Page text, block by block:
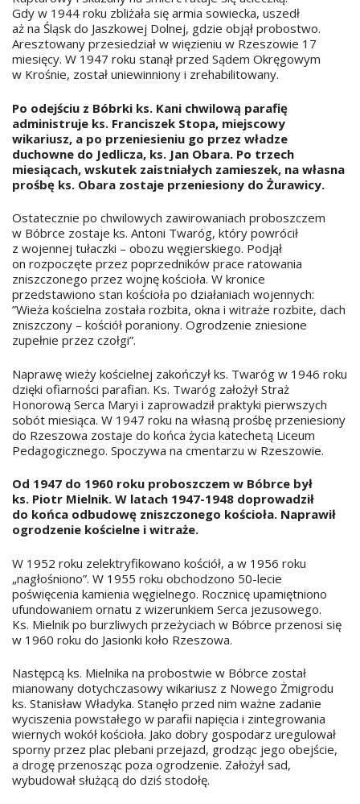
Gdy w 1944 roku zbliżała się armia sowiecka, uszedł
aż na Śląsk do Jaszkowej Dolnej, gdzie objął probostwo.
Aresztowany przesiedział w więzieniu w Rzeszowie 17
miesięcy. W 1947 roku stanął przed Sądem Okręgowym
w Krośnie, został uniewinniony i zrehabilitowany.
Po odejściu z Bóbrki ks. Kani chwilową parafię
administruje ks. Franciszek Stopa, miejscowy
wikariusz, a po przeniesieniu go przez władze
duchowne do Jedlicza, ks. Jan Obara. Po trzech
miesiącach, wskutek zaistniałych zamieszek, na własna
prośbę ks. Obara zostaje przeniesiony do Żurawicy.
Ostatecznie po chwilowych zawirowaniach proboszczem
w Bóbrce zostaje ks. Antoni Twaróg, który powrócił
z wojennej tułaczki – obozu węgierskiego. Podjął
on rozpoczęte przez poprzedników prace ratowania
zniszczonego przez wojnę kościoła. W kronice
przedstawiono stan kościoła po działaniach wojennych:
”Wieża kościelna została rozbita, okna i witraże rozbite, dach
zniszczony – kościół poraniony. Ogrodzenie zniesione
zupełnie przez czołgi”.
Naprawę wieży kościelnej zakończył ks. Twaróg w 1946 roku
dzięki ofiarności parafian. Ks. Twaróg założył Straż
Honorową Serca Maryi i zaprowadził praktyki pierwszych
sobót miesiąca. W 1947 roku na własną prośbę przeniesiony
do Rzeszowa zostaje do końca życia katechetą Liceum
Pedagogicznego. Spoczywa na cmentarzu w Rzeszowie.
Od 1947 do 1960 roku proboszczem w Bóbrce był
ks. Piotr Mielnik. W latach 1947-1948 doprowadził
do końca odbudowę zniszczonego kościoła. Naprawił
ogrodzenie kościelne i witraże.
W 1952 roku zelektryfikowano kościół, a w 1956 roku
„nagłośniono”. W 1955 roku obchodzono 50-lecie
poświęcenia kamienia węgielnego. Rocznicę upamiętniono
ufundowaniem ornatu z wizerunkiem Serca jezusowego.
Ks. Mielnik po burzliwych przeżyciach w Bóbrce przenosi się
w 1960 roku do Jasionki koło Rzeszowa.
Następcą ks. Mielnika na probostwie w Bóbrce został
mianowany dotychczasowy wikariusz z Nowego Żmigrodu
ks. Stanisław Władyka. Stanęło przed nim ważne zadanie
wyciszenia powstałego w parafii napięcia i zintegrowania
wiernych wokół kościoła. Jako dobry gospodarz uregulował
sporny przez plac plebani przejazd, grodząc jego obejście,
a drogę przenosząc poza ogrodzenie. Założył sad,
wybudował służącą do dziś stodołę.